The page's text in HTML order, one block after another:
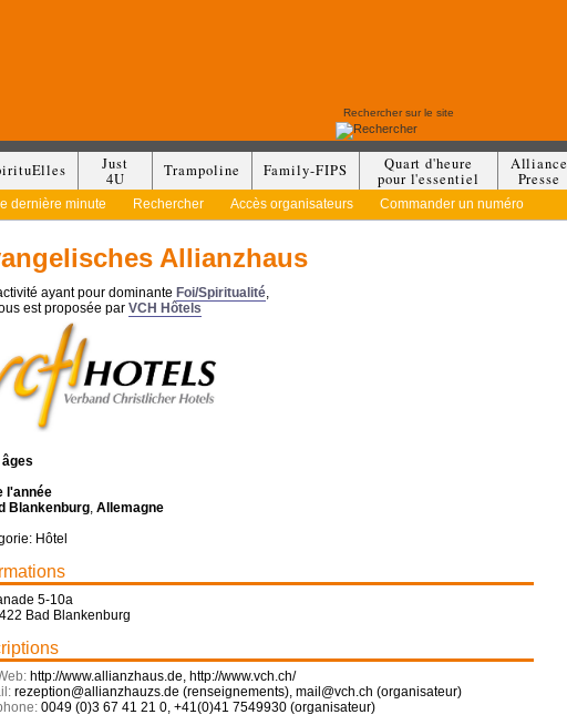
Just
4U
Trampoline Family-FIPS
Quart d'heure
pour l'essentiel
Alliance
Presse
dernière minute Rechercher Accès organisateurs Commander un numéro
Allianzhaus
ayant pour dominante Foi/Spiritualité,
est proposée par VCH Hôtels
âges
l'année
Blankenburg, Allemagne
Hôtel
5-10a
Bad Blankenburg
http://www.allianzhaus.de, http://www.vch.ch/
rezeption@allianzhauzs.de (renseignements), mail@vch.ch (organisateur)
0049 (0)3 67 41 21 0, +41(0)41 7549930 (organisateur)